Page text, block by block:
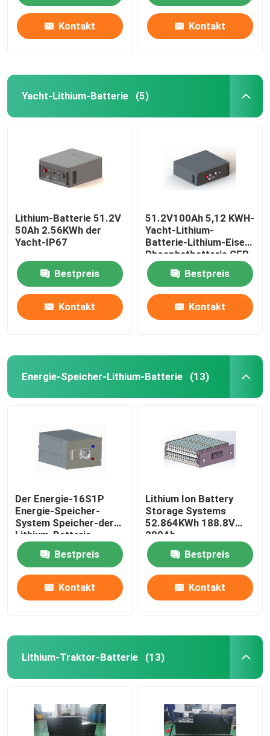
Kontakt Kontakt
Yacht-Lithium-Batterie (5)
Lithium-Batterie 51.2V
50Ah 2.56KWh der
Yacht-IP67
Bestpreis
Kontakt
51.2V100Ah 5,12 KWH-
Yacht-Lithium-
Batterie-Lithium-Eisen-
Phosphatbatterie CER
Bestpreis
Kontakt
Energie-Speicher-Lithium-Batterie (13)
Der Energie-16S1P
Energie-Speicher-
System Speicher-der
Lithium-Batterie-
51.2V280Ah
14.336KWhBestpreis
Kontakt
Lithium Ion Battery
Storage Systems
52.864KWh 188.8V
280Ah
Bestpreis
Kontakt
Lithium-Traktor-Batterie (13)